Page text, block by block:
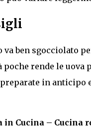
va ben sgocciolato
poche rende le
in anticipo
in Cucina – Cucina